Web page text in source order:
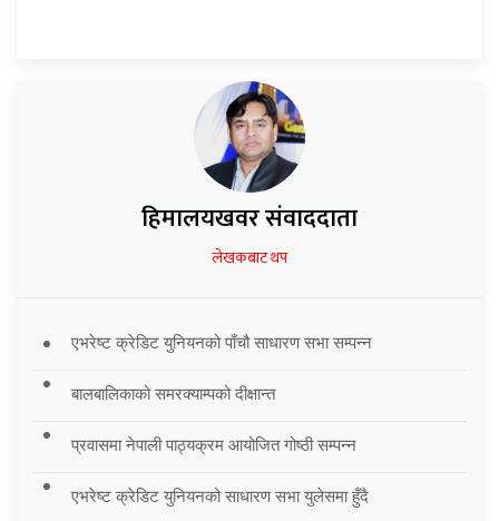
हिमालयखवर संवाददाता
लेखकबाट थप
एभरेष्ट क्रेडिट युनियनको पाँचौ साधारण सभा सम्पन्न
बालबालिकाको समरक्याम्पको दीक्षान्त
प्रवासमा नेपाली पाठ्यक्रम आयोजित गोष्ठी सम्पन्न
एभरेष्ट क्रेडिट युनियनको साधारण सभा युलेसमा हुँदै